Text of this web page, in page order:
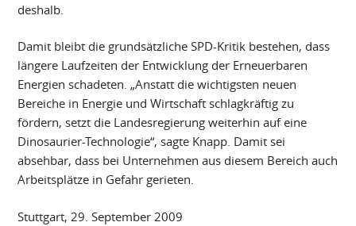
deshalb.
Damit bleibt die grundsätzliche SPD-Kritik bestehen, dass
längere Laufzeiten der Entwicklung der Erneuerbaren
Energien schadeten. „Anstatt die wichtigsten neuen
Bereiche in Energie und Wirtschaft schlagkräftig zu
fördern, setzt die Landesregierung weiterhin auf eine
Dinosaurier-Technologie“, sagte Knapp. Damit sei
absehbar, dass bei Unternehmen aus diesem Bereich auch
Arbeitsplätze in Gefahr gerieten.
Stuttgart, 29. September 2009